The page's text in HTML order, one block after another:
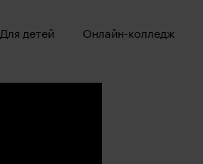
Для детей Онлайн-колледж